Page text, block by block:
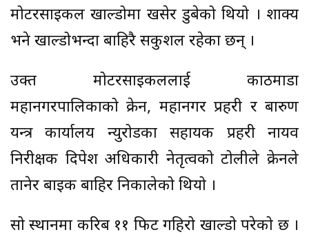
मोटरसाइकल खाल्डोमा खसेर डुबेको थियो । शाक्य
भने खाल्डोभन्दा बाहिरै सकुशल रहेका छन् ।
उक्त मोटरसाइकललाई काठमाडौं
महानगरपालिकाको क्रेन, महानगर प्रहरी र बारुण
यन्त्र कार्यालय न्युरोडका सहायक प्रहरी नायव
निरीक्षक दिपेश अधिकारी नेतृत्वको टोलीले क्रेनले
तानेर बाइक बाहिर निकालेको थियो ।
सो स्थानमा करिब ११ फिट गहिरो खाल्डो परेको छ ।